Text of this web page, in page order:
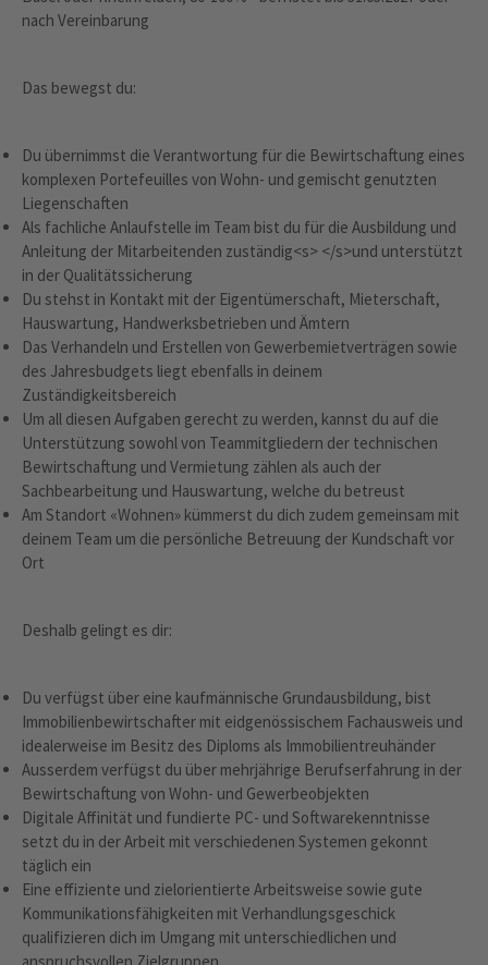
nach Vereinbarung
Das bewegst du:
Du übernimmst die Verantwortung für die Bewirtschaftung eines
komplexen Portefeuilles von Wohn- und gemischt genutzten
Liegenschaften
Als fachliche Anlaufstelle im Team bist du für die Ausbildung und
Anleitung der Mitarbeitenden zuständig<s> </s>und unterstützt
in der Qualitätssicherung
Du stehst in Kontakt mit der Eigentümerschaft, Mieterschaft,
Hauswartung, Handwerksbetrieben und Ämtern
Das Verhandeln und Erstellen von Gewerbemietverträgen sowie
des Jahresbudgets liegt ebenfalls in deinem
Zuständigkeitsbereich
Um all diesen Aufgaben gerecht zu werden, kannst du auf die
Unterstützung sowohl von Teammitgliedern der technischen
Bewirtschaftung und Vermietung zählen als auch der
Sachbearbeitung und Hauswartung, welche du betreust
Am Standort «Wohnen» kümmerst du dich zudem gemeinsam mit
deinem Team um die persönliche Betreuung der Kundschaft vor
Ort
Deshalb gelingt es dir:
Du verfügst über eine kaufmännische Grundausbildung, bist
Immobilienbewirtschafter mit eidgenössischem Fachausweis und
idealerweise im Besitz des Diploms als Immobilientreuhänder
Ausserdem verfügst du über mehrjährige Berufserfahrung in der
Bewirtschaftung von Wohn- und Gewerbeobjekten
Digitale Affinität und fundierte PC- und Softwarekenntnisse
setzt du in der Arbeit mit verschiedenen Systemen gekonnt
täglich ein
Eine effiziente und zielorientierte Arbeitsweise sowie gute
Kommunikationsfähigkeiten mit Verhandlungsgeschick
qualifizieren dich im Umgang mit unterschiedlichen und